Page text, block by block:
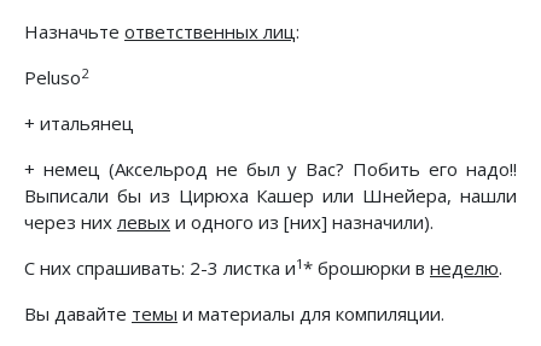
Назначьте ответственных лиц:
Peluso2
+ итальянец
+ немец (Аксельрод не был у Вас? Побить его надо!!
Выписали бы из Цирюха Кашер или Шнейера, нашли
через нихлевых и одного из [них] назначили).
С них спрашивать: 2-3 листка и1* брошюрки в неделю.
Вы давайте темы и материалы для компиляции.